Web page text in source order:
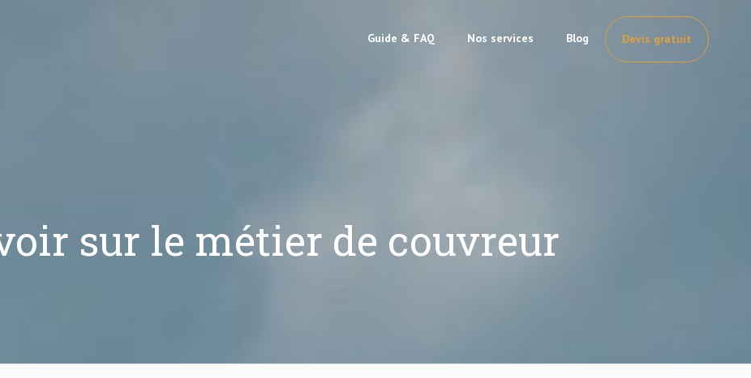
Guide & FAQ Nos services Blog Devis gratuit
sur le métier de couvreur